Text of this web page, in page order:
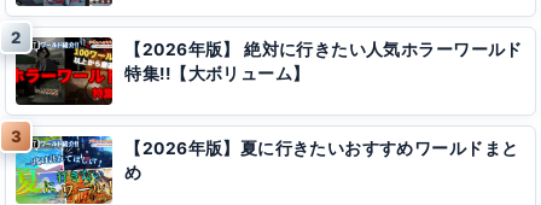
【2026年版】 絶対に行きたい人気ホラーワールド
特集!!【大ボリューム】
【2026年版】夏に行きたいおすすめワールドまと
め